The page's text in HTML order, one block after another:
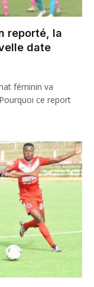
reporté, la
date
féminin va
ce report